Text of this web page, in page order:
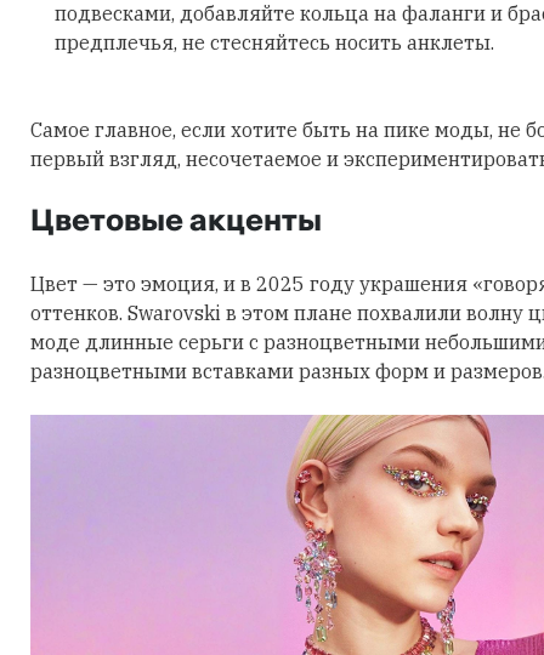
подвесками, добавляйте кольца на фаланги и
предплечья, не стесняйтесь носить анклеты.
Самое главное, если хотите быть на пике моды, не
первый взгляд, несочетаемое и
Цветовые акценты
Цвет — это эмоция, и в 2025 году украшения
оттенков. Swarovski в этом плане похвалили волну
моде длинные серьги с разноцветными
разноцветными вставками разных форм и